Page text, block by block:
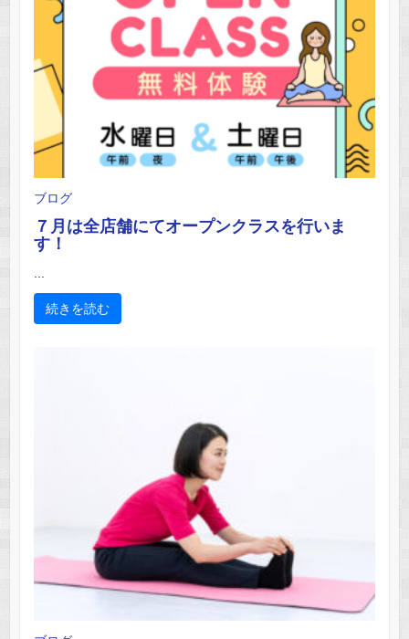
ブログ
７月は全店舗にてオープンクラスを行いま
す！
続きを読む